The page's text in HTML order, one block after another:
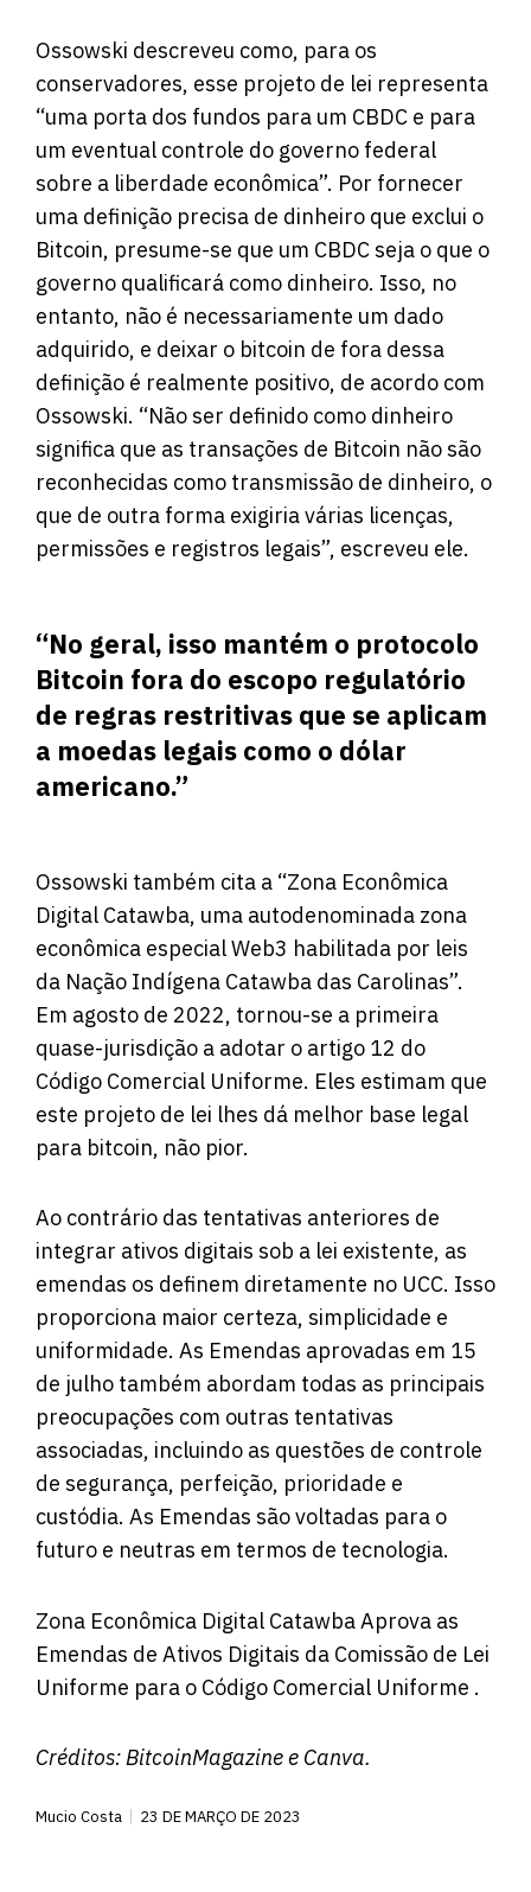
Ossowski descreveu como, para os
conservadores, esse projeto de lei representa
“uma porta dos fundos para um CBDC e para
um eventual controle do governo federal
sobre a liberdade econômica”. Por fornecer
uma definição precisa de dinheiro que exclui o
Bitcoin, presume-se que um CBDC seja o que o
governo qualificará como dinheiro. Isso, no
entanto, não é necessariamente um dado
adquirido, e deixar o bitcoin de fora dessa
definição é realmente positivo, de acordo com
Ossowski. “Não ser definido como dinheiro
significa que as transações de Bitcoin não são
reconhecidas como transmissão de dinheiro, o
que de outra forma exigiria várias licenças,
permissões e registros legais”, escreveu ele.
“No geral, isso mantém o protocolo
Bitcoin fora do escopo regulatório
de regras restritivas que se aplicam
a moedas legais como o dólar
americano.”
Ossowski também cita a “Zona Econômica
Digital Catawba, uma autodenominada zona
econômica especial Web3 habilitada por leis
da Nação Indígena Catawba das Carolinas”.
Em agosto de 2022, tornou-se a primeira
quase-jurisdição a adotar o artigo 12 do
Código Comercial Uniforme. Eles estimam que
este projeto de lei lhes dá melhor base legal
para bitcoin, não pior.
Ao contrário das tentativas anteriores de
integrar ativos digitais sob a lei existente, as
emendas os definem diretamente no UCC. Isso
proporciona maior certeza, simplicidade e
uniformidade. As Emendas aprovadas em 15
de julho também abordam todas as principais
preocupações com outras tentativas
associadas, incluindo as questões de controle
de segurança, perfeição, prioridade e
custódia. As Emendas são voltadas para o
futuro e neutras em termos de tecnologia.
Zona Econômica Digital CatawbaAprova as
Emendas de Ativos Digitais da Comissão de Lei
Uniforme para o Código Comercial Uniforme .
Créditos:BitcoinMagazinee Canva.
Mucio Costa 23 DE MARÇO DE 2023